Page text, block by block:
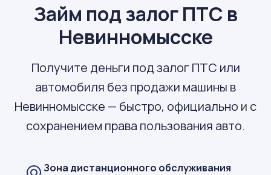
Займ под залог ПТС в
Невинномысске
Получите деньги под залог ПТС или
автомобиля без продажи машины в
Невинномысске — быстро, официально и с
сохранением права пользования авто.
Зона дистанционного обслуживания